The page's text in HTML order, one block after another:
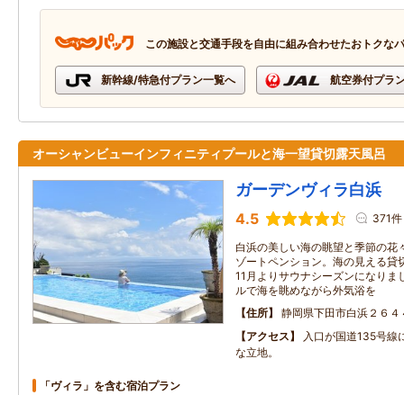
この施設と交通手段を自由に組み合わせたおトクな
新幹線/特急付プラン一覧へ 航空券付プラ
オーシャンビューインフィニティプールと海一望貸切露天風呂
ガーデンヴィラ白浜
4.5 371件
白浜の美しい海の眺望と季節の花
ゾートペンション。海の見える貸
11月よりサウナシーズンになりま
ルで海を眺めながら外気浴を
住所
静岡県下田市白浜２６４
アクセス
入口が国道135号線
な立地。
「ヴィラ」を含む宿泊プラン